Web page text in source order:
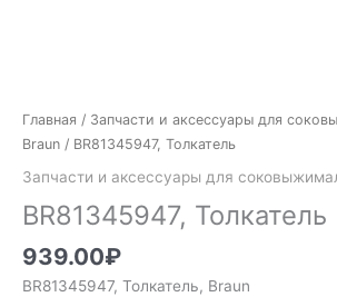
Главная / Запчасти и аксессуары для
Braun / BR81345947, Толкатель
Запчасти и аксессуары для
BR81345947, Толкатель
939.00₽
BR81345947, Толкатель, Braun